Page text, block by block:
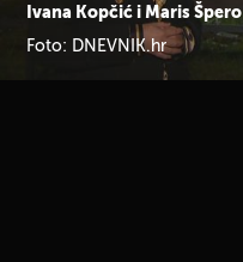
Ivana Kopčić i Maris Špero
Foto: DNEVNIK.hr